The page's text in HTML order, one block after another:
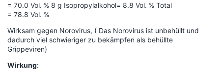
= 70.0 Vol. % 8 g Isopropylalkohol= 8.8 Vol. % Total
= 78.8 Vol. %
Wirksam gegen Norovirus, ( Das Norovirus ist unbehüllt und
dadurch viel schwieriger zu bekämpfen als behüllte
Grippeviren)
Wirkung: